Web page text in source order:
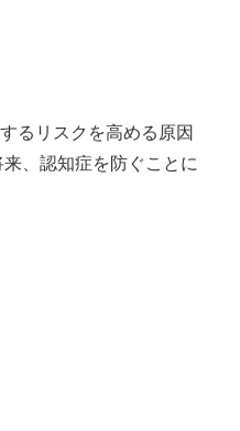
るリスクを高める原因
、認知症を防ぐことに